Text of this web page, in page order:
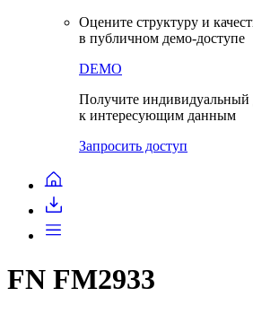
Оцените структуру и
в публичном демо-доступе
DEMO
Получите индивидуальный
к интересующим данным
Запросить доступ
FN FM2933